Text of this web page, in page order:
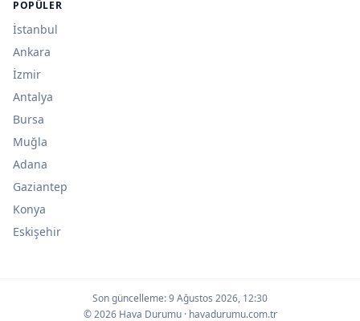
POPÜLER
İstanbul
Ankara
İzmir
Antalya
Bursa
Muğla
Adana
Gaziantep
Konya
Eskişehir
Son güncelleme:9 Ağustos 2026, 12:30
© 2026 Hava Durumu · havadurumu.com.tr